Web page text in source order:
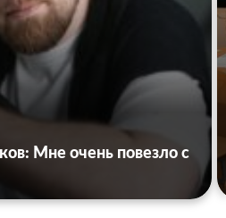
Мне очень повезло с